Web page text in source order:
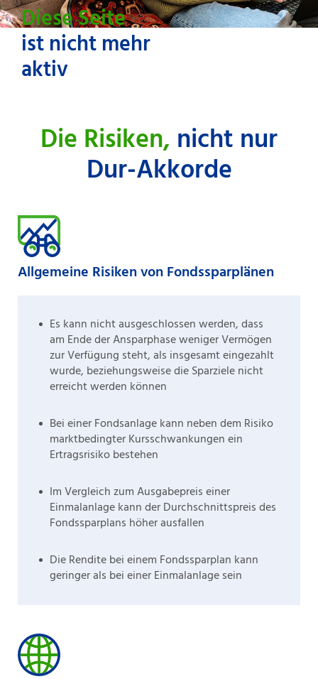
Diese Seite
ist nicht mehr
aktiv
Die Risiken, nicht nur
Dur-Akkorde
Allgemeine Risiken von Fondssparplänen
Es kann nicht ausgeschlossen werden, dass
am Ende der Ansparphase weniger Vermögen
zur Verfügung steht, als insgesamt eingezahlt
wurde, beziehungsweise die Sparziele nicht
erreicht werden können
Bei einer Fondsanlage kann neben dem Risiko
marktbedingter Kursschwankungen ein
Ertragsrisiko bestehen
Im Vergleich zum Ausgabepreis einer
Einmalanlage kann der Durchschnittspreis des
Fondssparplans höher ausfallen
Die Rendite bei einem Fondssparplan kann
geringer als bei einer Einmalanlage sein